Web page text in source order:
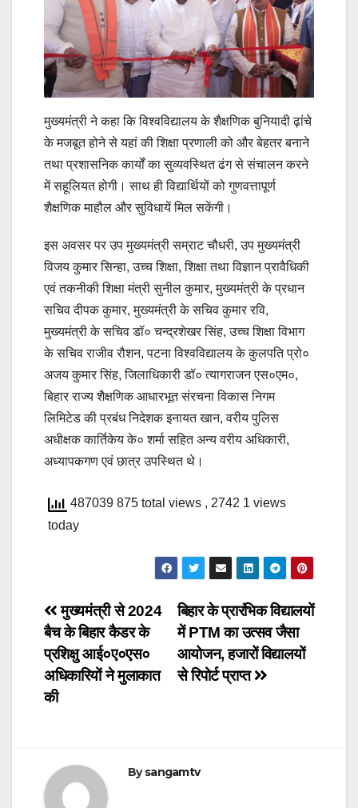
मुख्यमंत्री ने कहा कि विश्वविद्यालय के शैक्षणिक बुनियादी ढ़ांचे
के मजबूत होने से यहां की शिक्षा प्रणाली को और बेहतर बनाने
तथा प्रशासनिक कार्यों का सुव्यवस्थित ढंग से संचालन करने
में सहूलियत होगी। साथ ही विद्यार्थियों को गुणवत्तापूर्ण
शैक्षणिक माहौल और सुविधायें मिल सकेंगी।
इस अवसर पर उप मुख्यमंत्री सम्राट चौधरी, उप मुख्यमंत्री
विजय कुमार सिन्हा, उच्च शिक्षा, शिक्षा तथा विज्ञान प्रावैधिकी
एवं तकनीकी शिक्षा मंत्री सुनील कुमार, मुख्यमंत्री के प्रधान
सचिव दीपक कुमार, मुख्यमंत्री के सचिव कुमार रवि,
मुख्यमंत्री के सचिव डॉ० चन्द्रशेखर सिंह, उच्च शिक्षा विभाग
के सचिव राजीव रौशन, पटना विश्वविद्यालय के कुलपति प्रो०
अजय कुमार सिंह, जिलाधिकारी डॉ० त्यागराजन एस०एम०,
बिहार राज्य शैक्षणिक आधारभूत संरचना विकास निगम
लिमिटेड की प्रबंध निदेशक इनायत खान, वरीय पुलिस
अधीक्षक कार्तिकेय के० शर्मा सहित अन्य वरीय अधिकारी,
अध्यापकगण एवं छात्र उपस्थित थे।
487039 875 total views , 2742 1 views
today
Post
navigation
बिहार के प्रारंभिक विद्यालयों
में PTM का उत्सव जैसा
आयोजन, हजारों विद्यालयों
से रिपोर्ट प्राप्त
मुख्यमंत्री से 2024
बैच के बिहार कैडर के
प्रशिक्षु आई०ए०एस०
अधिकारियों ने मुलाकात
की
Bysangamtv